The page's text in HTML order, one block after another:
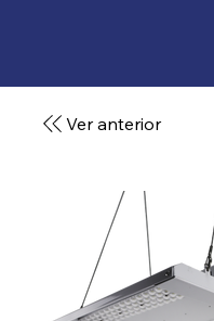
Ver anterior